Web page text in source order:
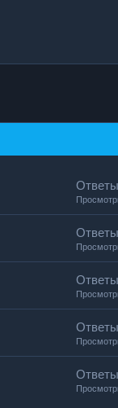
Ответы
Ответы
Ответы
Ответы
Ответы